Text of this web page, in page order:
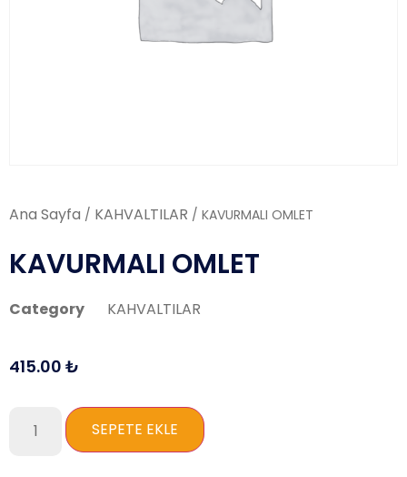
Ana Sayfa / KAHVALTILAR / KAVURMALI OMLET
KAVURMALI OMLET
Category KAHVALTILAR
415.00 ₺
SEPETE EKLE